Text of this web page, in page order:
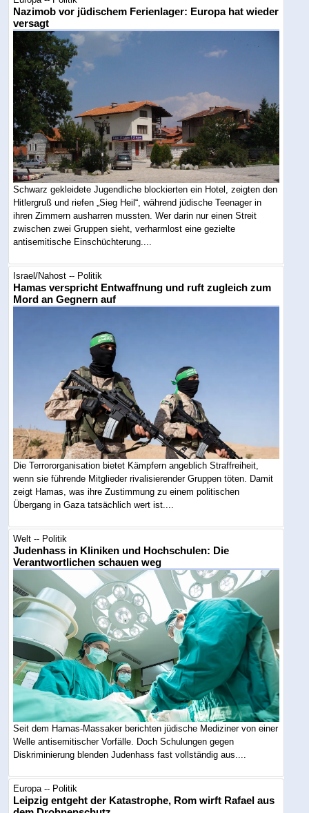
Nazimob vor jüdischem Ferienlager: Europa hat wieder
versagt
Schwarz gekleidete Jugendliche blockierten ein Hotel, zeigten den
Hitlergruß und riefen „Sieg Heil“, während jüdische Teenager in
ihren Zimmern ausharren mussten. Wer darin nur einen Streit
zwischen zwei Gruppen sieht, verharmlost eine gezielte
antisemitische Einschüchterung....
Israel/Nahost -- Politik
Hamas verspricht Entwaffnung und ruft zugleich zum
Mord an Gegnern auf
Die Terrororganisation bietet Kämpfern angeblich Straffreiheit,
wenn sie führende Mitglieder rivalisierender Gruppen töten. Damit
zeigt Hamas, was ihre Zustimmung zu einem politischen
Übergang in Gaza tatsächlich wert ist....
Welt -- Politik
Judenhass in Kliniken und Hochschulen: Die
Verantwortlichen schauen weg
Seit dem Hamas-Massaker berichten jüdische Mediziner von einer
Welle antisemitischer Vorfälle. Doch Schulungen gegen
Diskriminierung blenden Judenhass fast vollständig aus....
Europa -- Politik
Leipzig entgeht der Katastrophe, Rom wirft Rafael aus